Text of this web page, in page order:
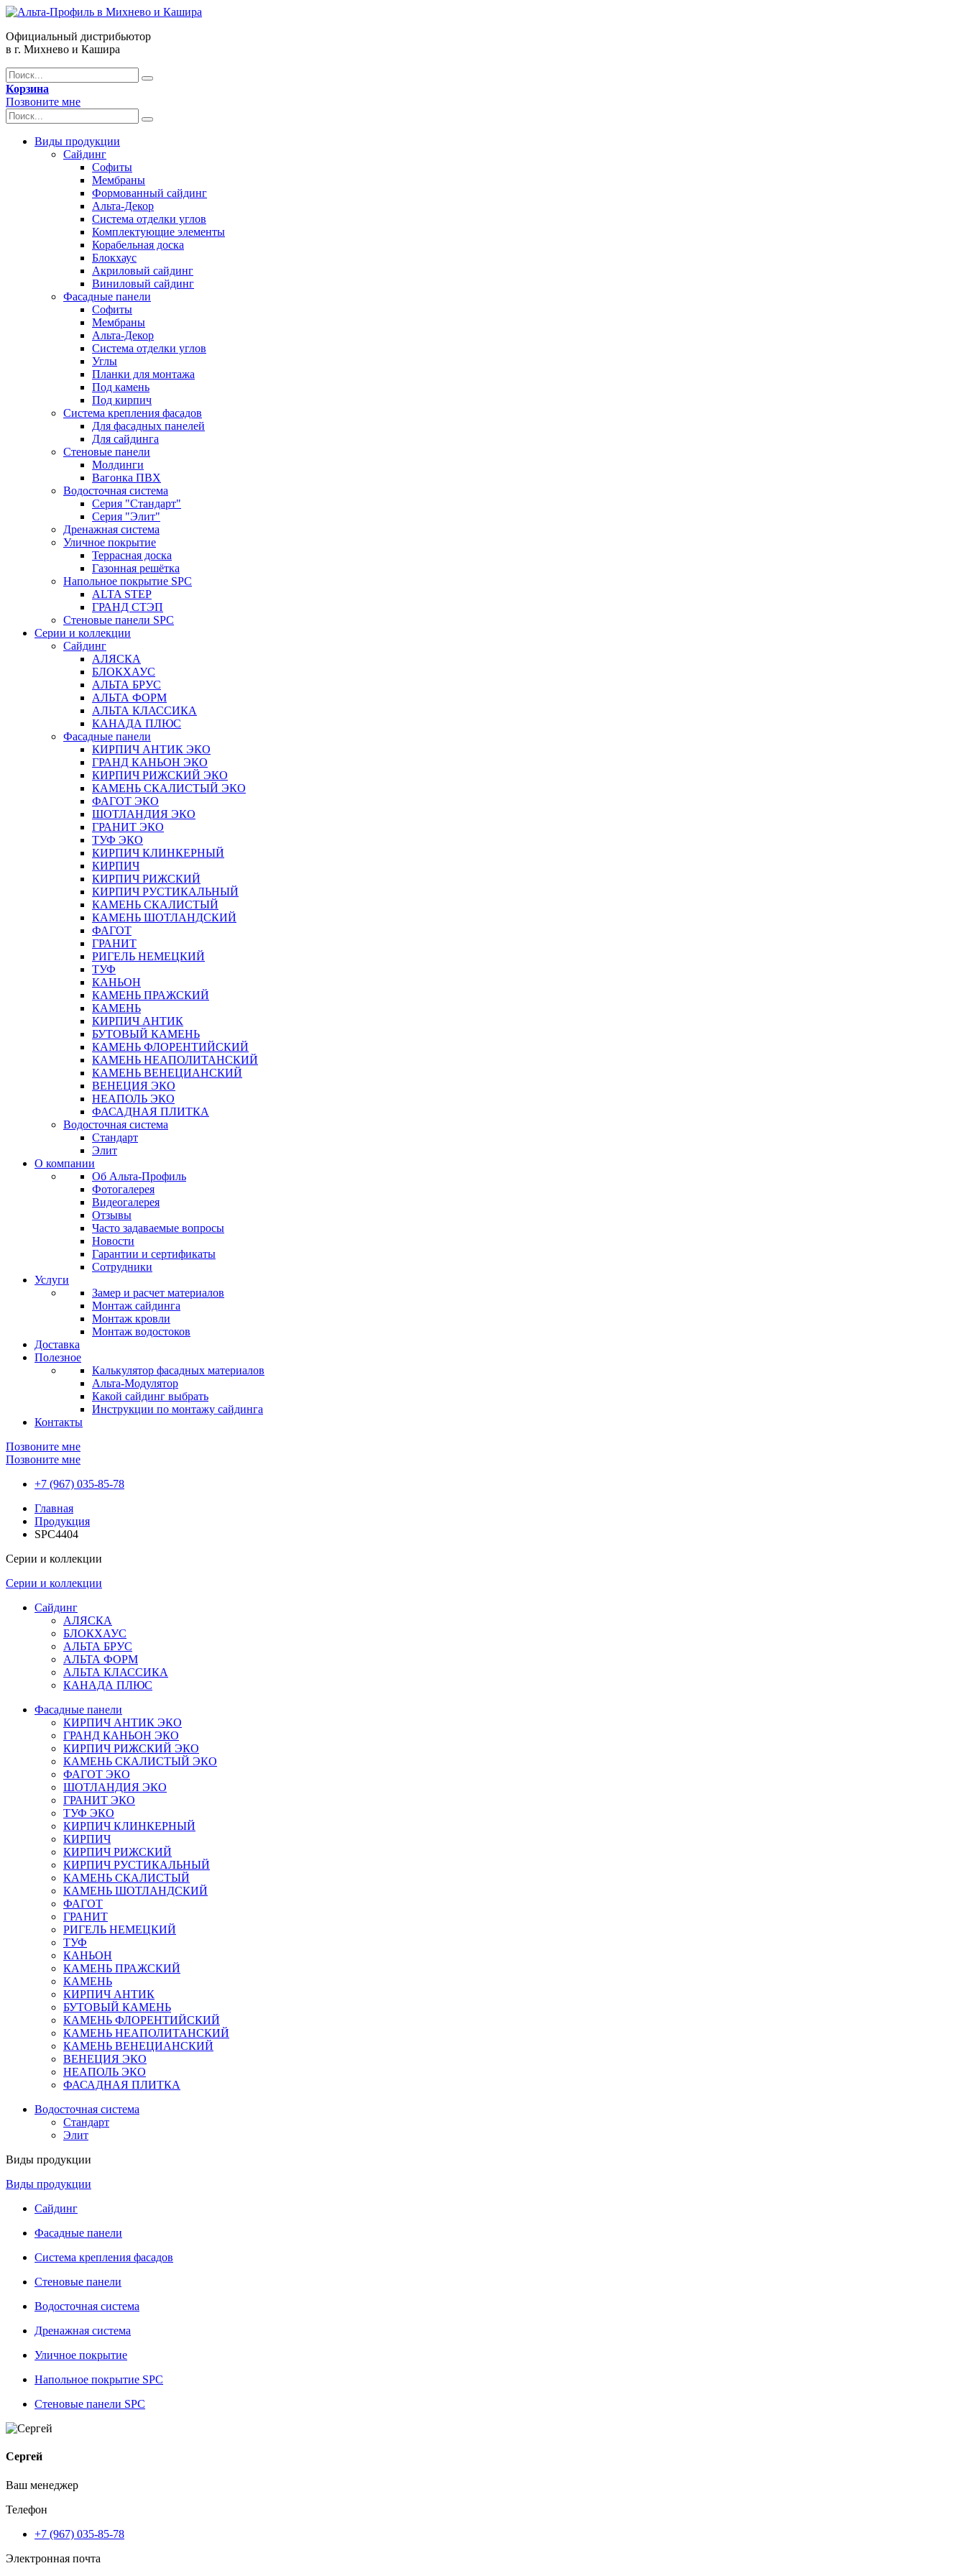
Официальный дистрибьютор
в г. Михнево и Кашира
Корзина
Позвоните мне
Виды продукции
Сайдинг
Софиты
Мембраны
Формованный сайдинг
Альта-Декор
Система отделки углов
Комплектующие элементы
Корабельная доска
Блокхаус
Акриловый сайдинг
Виниловый сайдинг
Фасадные панели
Софиты
Мембраны
Альта-Декор
Система отделки углов
Углы
Планки для монтажа
Под камень
Под кирпич
Система крепления фасадов
Для фасадных панелей
Для сайдинга
Стеновые панели
Молдинги
Вагонка ПВХ
Водосточная система
Серия "Стандарт"
Серия "Элит"
Дренажная система
Уличное покрытие
Террасная доска
Газонная решётка
Напольное покрытие SPC
ALTA STEP
ГРАНД СТЭП
Стеновые панели SPC
Серии и коллекции
Сайдинг
АЛЯСКА
БЛОКХАУС
АЛЬТА БРУС
АЛЬТА ФОРМ
АЛЬТА КЛАССИКА
КАНАДА ПЛЮС
Фасадные панели
КИРПИЧ АНТИК ЭКО
ГРАНД КАНЬОН ЭКО
КИРПИЧ РИЖСКИЙ ЭКО
КАМЕНЬ СКАЛИСТЫЙ ЭКО
ФАГОТ ЭКО
ШОТЛАНДИЯ ЭКО
ГРАНИТ ЭКО
ТУФ ЭКО
КИРПИЧ КЛИНКЕРНЫЙ
КИРПИЧ
КИРПИЧ РИЖСКИЙ
КИРПИЧ РУСТИКАЛЬНЫЙ
КАМЕНЬ СКАЛИСТЫЙ
КАМЕНЬ ШОТЛАНДСКИЙ
ФАГОТ
ГРАНИТ
РИГЕЛЬ НЕМЕЦКИЙ
ТУФ
КАНЬОН
КАМЕНЬ ПРАЖСКИЙ
КАМЕНЬ
КИРПИЧ АНТИК
БУТОВЫЙ КАМЕНЬ
КАМЕНЬ ФЛОРЕНТИЙСКИЙ
КАМЕНЬ НЕАПОЛИТАНСКИЙ
КАМЕНЬ ВЕНЕЦИАНСКИЙ
ВЕНЕЦИЯ ЭКО
НЕАПОЛЬ ЭКО
ФАСАДНАЯ ПЛИТКА
Водосточная система
Стандарт
Элит
О компании
Об Альта-Профиль
Фотогалерея
Видеогалерея
Отзывы
Часто задаваемые вопросы
Новости
Гарантии и сертификаты
Сотрудники
Услуги
Замер и расчет материалов
Монтаж сайдинга
Монтаж кровли
Монтаж водостоков
Доставка
Полезное
Калькулятор фасадных материалов
Альта-Модулятор
Какой сайдинг выбрать
Инструкции по монтажу сайдинга
Контакты
Позвоните мне
Позвоните мне
+7 (967) 035-85-78
Главная
Продукция
SPC4404
Серии и коллекции
Серии и коллекции
Сайдинг
АЛЯСКА
БЛОКХАУС
АЛЬТА БРУС
АЛЬТА ФОРМ
АЛЬТА КЛАССИКА
КАНАДА ПЛЮС
Фасадные панели
КИРПИЧ АНТИК ЭКО
ГРАНД КАНЬОН ЭКО
КИРПИЧ РИЖСКИЙ ЭКО
КАМЕНЬ СКАЛИСТЫЙ ЭКО
ФАГОТ ЭКО
ШОТЛАНДИЯ ЭКО
ГРАНИТ ЭКО
ТУФ ЭКО
КИРПИЧ КЛИНКЕРНЫЙ
КИРПИЧ
КИРПИЧ РИЖСКИЙ
КИРПИЧ РУСТИКАЛЬНЫЙ
КАМЕНЬ СКАЛИСТЫЙ
КАМЕНЬ ШОТЛАНДСКИЙ
ФАГОТ
ГРАНИТ
РИГЕЛЬ НЕМЕЦКИЙ
ТУФ
КАНЬОН
КАМЕНЬ ПРАЖСКИЙ
КАМЕНЬ
КИРПИЧ АНТИК
БУТОВЫЙ КАМЕНЬ
КАМЕНЬ ФЛОРЕНТИЙСКИЙ
КАМЕНЬ НЕАПОЛИТАНСКИЙ
КАМЕНЬ ВЕНЕЦИАНСКИЙ
ВЕНЕЦИЯ ЭКО
НЕАПОЛЬ ЭКО
ФАСАДНАЯ ПЛИТКА
Водосточная система
Стандарт
Элит
Виды продукции
Виды продукции
Сайдинг
Фасадные панели
Система крепления фасадов
Стеновые панели
Водосточная система
Дренажная система
Уличное покрытие
Напольное покрытие SPC
Стеновые панели SPC
Сергей
Ваш менеджер
Телефон
+7 (967) 035-85-78
Электронная почта